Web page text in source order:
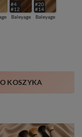
#4
#12
Baleyage
#20
#14
Baleyage
KOSZYKA